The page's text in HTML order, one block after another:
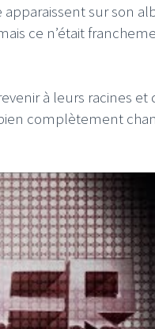
sur son
ce n’était
à leurs racines et
complètement